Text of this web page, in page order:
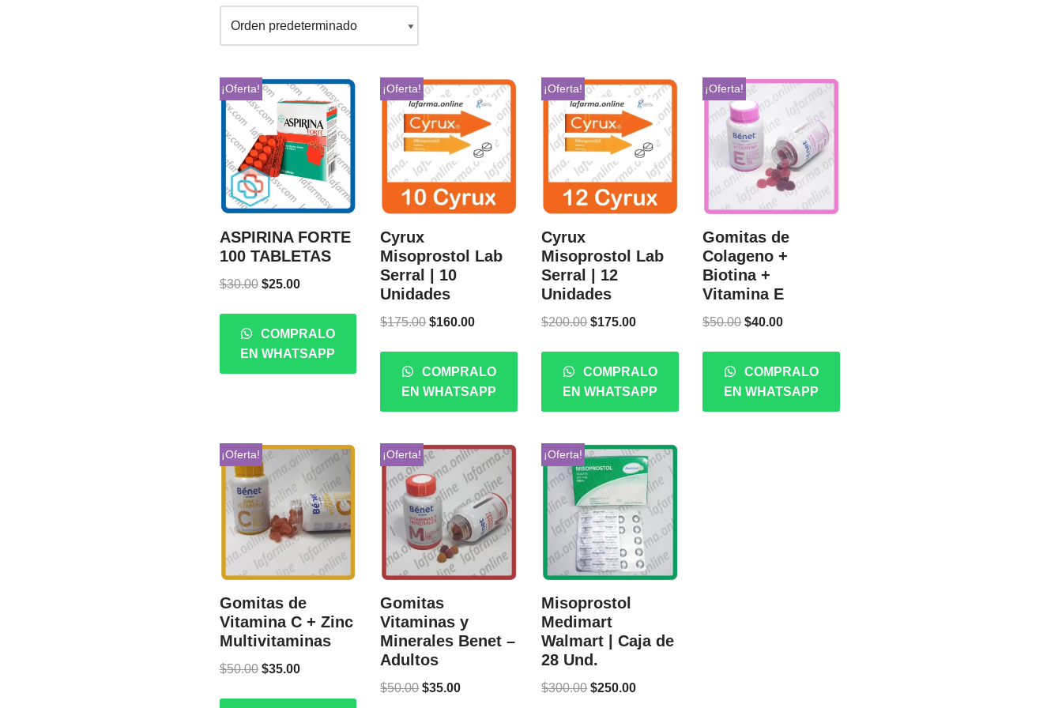
¡Oferta!
ASPIRINA FORTE
100 TABLETAS
$30.00 $25.00
COMPRALO
EN WHATSAPP
¡Oferta!
Cyrux
Misoprostol Lab
Serral | 10
Unidades
$175.00 $160.00
COMPRALO
EN WHATSAPP
¡Oferta!
Cyrux
Misoprostol Lab
Serral | 12
Unidades
$200.00 $175.00
COMPRALO
EN WHATSAPP
¡Oferta!
Gomitas de
Colageno +
Biotina +
Vitamina E
$50.00 $40.00
COMPRALO
EN WHATSAPP
¡Oferta!
Gomitas de
Vitamina C + Zinc
Multivitaminas
$50.00 $35.00
¡Oferta!
Gomitas
Vitaminas y
Minerales Benet –
Adultos
$50.00 $35.00
¡Oferta!
Misoprostol
Medimart
Walmart | Caja de
28 Und.
$300.00 $250.00